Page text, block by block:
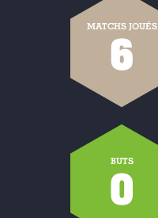
MATCHS JOUÉS
6
BUTS
0